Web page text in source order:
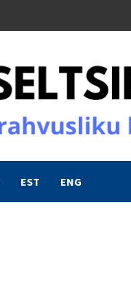
EST ENG